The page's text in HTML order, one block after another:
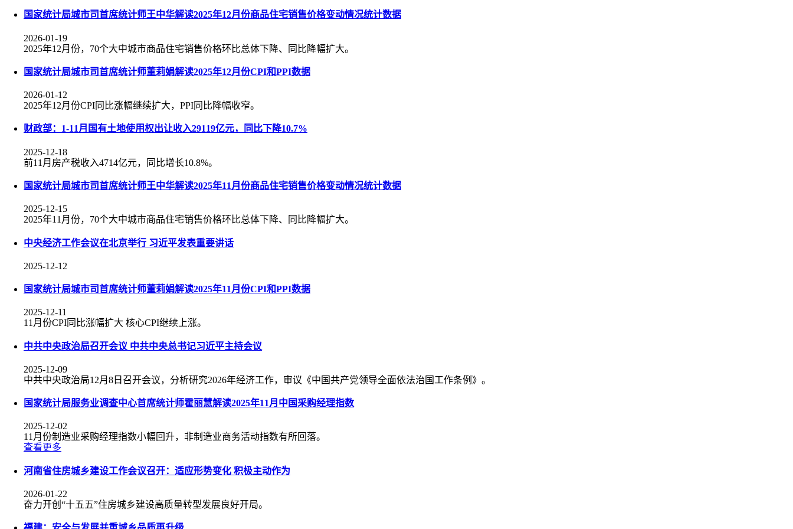
国家统计局城市司首席统计师王中华解读2025年12月份商品住宅销售价格变动情况统计数据
2026-01-19
2025年12月份，70个大中城市商品住宅销售价格环比总体下降、同比降幅扩大。
国家统计局城市司首席统计师董莉娟解读2025年12月份CPI和PPI数据
2026-01-12
2025年12月份CPI同比涨幅继续扩大，PPI同比降幅收窄。
财政部：1-11月国有土地使用权出让收入29119亿元，同比下降10.7%
2025-12-18
前11月房产税收入4714亿元，同比增长10.8%。
国家统计局城市司首席统计师王中华解读2025年11月份商品住宅销售价格变动情况统计数据
2025-12-15
2025年11月份，70个大中城市商品住宅销售价格环比总体下降、同比降幅扩大。
中央经济工作会议在北京举行 习近平发表重要讲话
2025-12-12
国家统计局城市司首席统计师董莉娟解读2025年11月份CPI和PPI数据
2025-12-11
11月份CPI同比涨幅扩大 核心CPI继续上涨。
中共中央政治局召开会议 中共中央总书记习近平主持会议
2025-12-09
中共中央政治局12月8日召开会议，分析研究2026年经济工作，审议《中国共产党领导全面依法治国工作条例》。
国家统计局服务业调查中心首席统计师霍丽慧解读2025年11月中国采购经理指数
2025-12-02
11月份制造业采购经理指数小幅回升，非制造业商务活动指数有所回落。
查看更多
河南省住房城乡建设工作会议召开：适应形势变化 积极主动作为
2026-01-22
奋力开创“十五五”住房城乡建设高质量转型发展良好开局。